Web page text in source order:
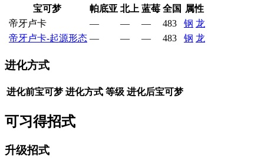
宝可梦 帕底亚 北上 蓝莓 全国 属性
帝牙卢卡
— — — 483 钢 龙
帝牙卢卡-起源形态 — — — 483 钢 龙
进化方式
进化前宝可梦 进化方式 等级 进化后宝可梦
可习得招式
升级招式